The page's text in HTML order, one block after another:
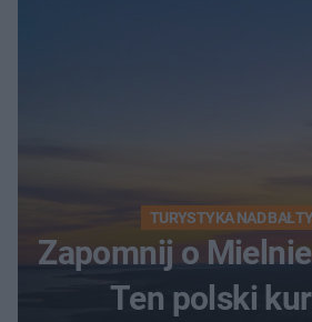
TURYSTYKA NAD
Zapomnij o
Ten polski